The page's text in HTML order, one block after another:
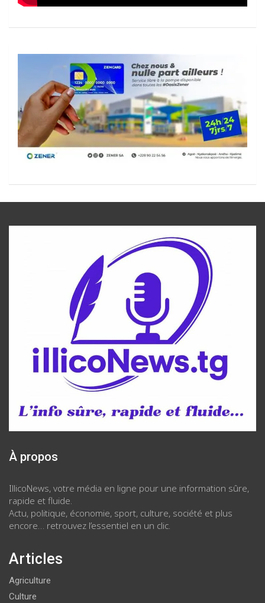
À propos
IllicoNews, votre média en ligne pour une information sûre,
rapide et fluide.
Actu, politique, économie, sport, culture, société et plus
encore… retrouvez l’essentiel en un clic.
Articles
Agriculture
Culture